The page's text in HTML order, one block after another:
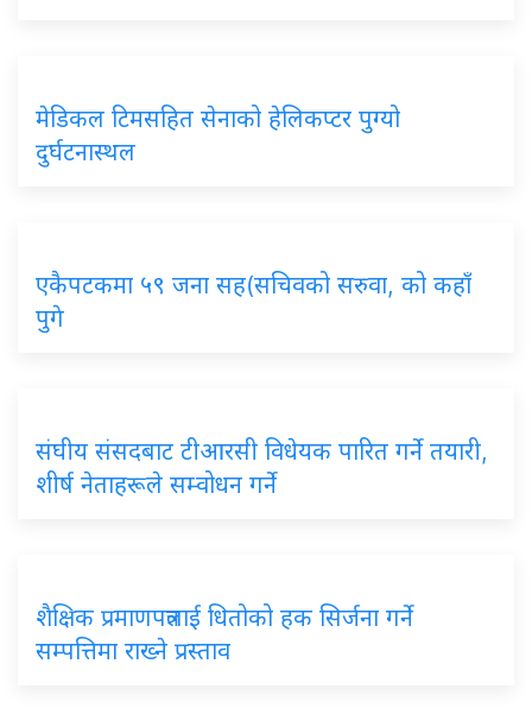
मेडिकल टिमसहित सेनाको हेलिकप्टर पुग्यो
दुर्घटनास्थल
एकैपटकमा ५९ जना सह(सचिवको सरुवा, को कहाँ
पुगे
संघीय संसदबाट टीआरसी विधेयक पारित गर्ने तयारी,
शीर्ष नेताहरूले सम्वोधन गर्ने
शैक्षिक प्रमाणपत्रलाई धितोको हक सिर्जना गर्ने
सम्पत्तिमा राख्ने प्रस्ताव